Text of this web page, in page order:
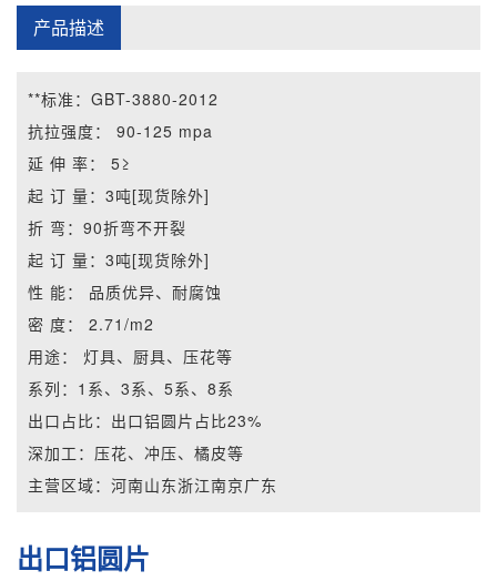
产品描述
**标准： GBT-3880-2012
抗拉强度：
90-125 mpa
延 伸 率：
5≥
起 订 量： 3吨[现货除外]
折 弯： 90折弯不开裂
起 订 量： 3吨[现货除外]
性 能：
品质优异、耐腐蚀
密 度：
2.71/m2
用途：
灯具、厨具、压花等
系列： 1系、3系、5系、8系
出口占比： 出口铝圆片占比23%
深加工： 压花、冲压、橘皮等
主营区域： 河南山东浙江南京广东
出口铝圆片